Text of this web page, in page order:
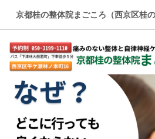
京都桂の整体院まごころ（西京区桂の